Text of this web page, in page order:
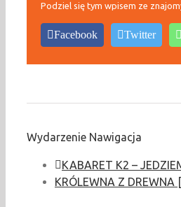
Podziel się tym wpisem ze
Facebook Twitter
Wydarzenie Nawigacja
KABARET K2 –
KRÓLEWNA Z